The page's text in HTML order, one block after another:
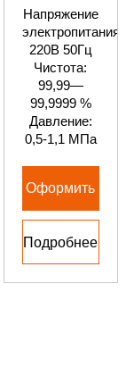
Напряжение
электропитания:
220В 50Гц
Чистота:
99,99—
99,9999 %
Давление:
0,5-1,1 МПа
Оформить
Подробнее